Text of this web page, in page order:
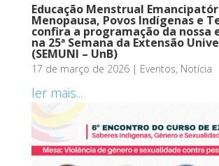
Educação Menstrual
Menopausa, Povos Indígenas e
confira a programação da nossa
na 25ª Semana da Extensão
(SEMUNI – UnB)
17 de março de 2026| Eventos, Notícia
ler mais...